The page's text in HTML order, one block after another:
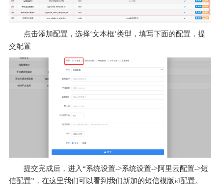
点击添加配置 ， 选择‘文本框’类型 ， 填写下面的配置 ， 提
交配置
提交完成后 ， 进入“系统设置->系统设置->阿里云配置->短
信配置”， 在这里我们可以看到我们新加的短信模版id配置。